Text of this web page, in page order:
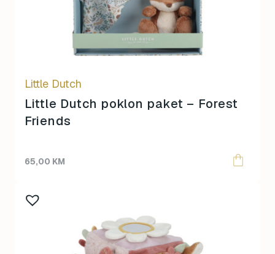
Little Dutch
Little Dutch poklon paket – Forest
Friends
65,00 KM